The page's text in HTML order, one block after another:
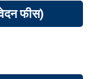
फीस)